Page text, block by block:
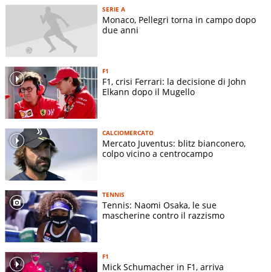
SERIE A
Monaco, Pellegri torna in campo dopo
due anni
F1
F1, crisi Ferrari: la decisione di John
Elkann dopo il Mugello
CALCIOMERCATO
Mercato Juventus: blitz bianconero,
colpo vicino a centrocampo
TENNIS
Tennis: Naomi Osaka, le sue
mascherine contro il razzismo
F1
Mick Schumacher in F1, arriva